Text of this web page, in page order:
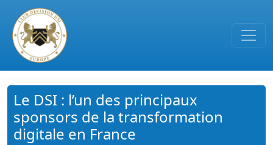
Passer au contenu principal
Le DSI : l’un des principaux
sponsors de la transformation
digitale en France